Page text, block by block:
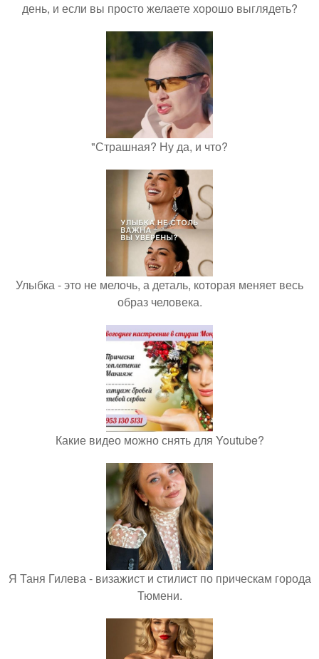
день, и если вы просто желаете хорошо выглядеть?
"Страшная? Ну да, и что?
Улыбка - это не мелочь, а деталь, которая меняет весь
образ человека.
Какие видео можно снять для Youtube?
Я Таня Гилева - визажист и стилист по прическам города
Тюмени.